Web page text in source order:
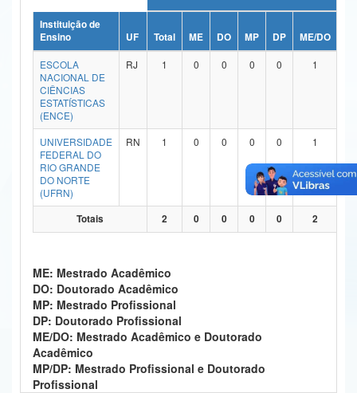
Ministério da Ciência, Tecnologia, Inovações e Comunicações
Ministério do Meio Ambiente
Ministério do Turismo
Ministério do Desenvolvimento Regional
Controladoria-Geral da União
Ministério da Mulher, da Família e dos Direitos Humanos
Gabinete de Segurança Institucional
Advocacia-Geral da União
Banco Central do Brasil
Instituição de
Ensino
UF Total ME DO MP DP ME/DO
ESCOLA
NACIONAL DE
CIÊNCIAS
ESTATÍSTICAS
(ENCE)
RJ 1 0 0 0 0 1
UNIVERSIDADE
FEDERAL DO
RIO GRANDE
DO NORTE
(UFRN)
RN 1 0 0 0 0 1
Totais 2 0 0 0 0 2
ME: Mestrado Acadêmico
DO: Doutorado Acadêmico
MP: Mestrado Profissional
DP: Doutorado Profissional
ME/DO: Mestrado Acadêmico e Doutorado
Acadêmico
MP/DP: Mestrado Profissional e Doutorado
Profissional